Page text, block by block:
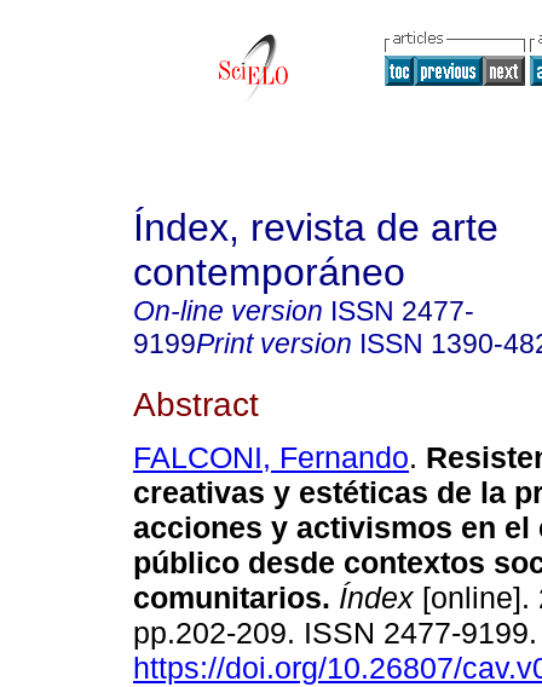
Índex, revista de arte
contemporáneo
On-line version ISSN 2477-
9199Print version ISSN 1390-
Abstract
FALCONI, Fernando.
creativas y estéticas de la
acciones y activismos en el
público desde contextos
comunitarios. Índex [online].
pp.202-209. ISSN 2477-
https://doi.org/10.26807/